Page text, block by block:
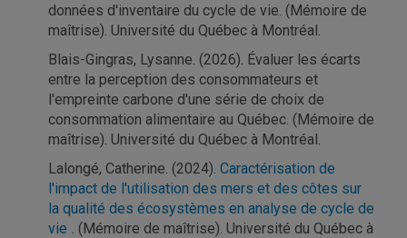
données d'inventaire du cycle de vie. (Mémoire de
maîtrise). Université du Québec à Montréal.
Blais-Gingras, Lysanne. (2026). Évaluer les écarts
entre la perception des consommateurs et
l'empreinte carbone d'une série de choix de
consommation alimentaire au Québec. (Mémoire de
maîtrise). Université du Québec à Montréal.
Lalongé, Catherine. (2024). Caractérisation de
l'impact de l'utilisation des mers et des côtes sur
la qualité des écosystèmes en analyse de cycle de
vie . (Mémoire de maîtrise). Université du Québec à